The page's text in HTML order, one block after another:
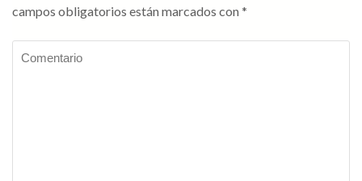
campos obligatorios están marcados con *